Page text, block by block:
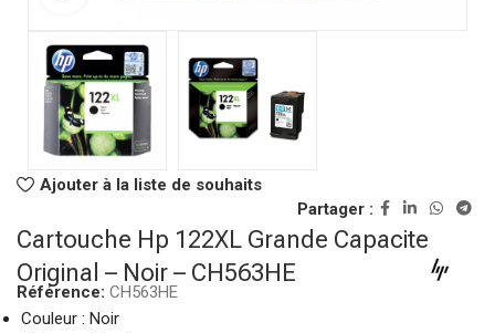
Ajouter à la liste de souhaits
Partager :
Cartouche Hp 122XL Grande Capacite
Original – Noir – CH563HE
Référence: CH563HE
Couleur : Noir